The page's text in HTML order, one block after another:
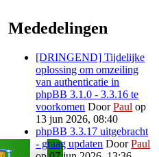
Mededelingen
[DRINGEND] Tijdelijke
oplossing om omzeiling
van authenticatie in
phpBB 3.1.0 - 3.3.16 te
voorkomen DoorPaul op
13 jun 2026, 08:40
phpBB 3.3.17 uitgebracht
- graag updaten DoorPaul